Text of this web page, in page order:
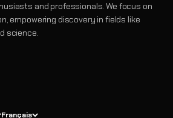
and professionals. We focus on
empowering discovery in fields like
science.
Français